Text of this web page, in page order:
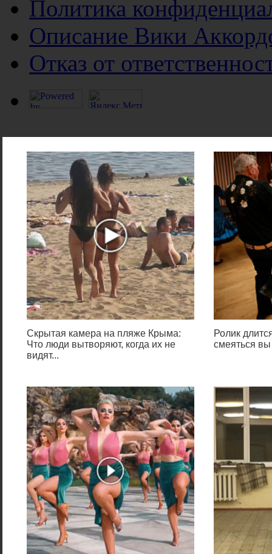
Скрытая камера на пляже Крыма:
Что люди вытворяют, когда их не
видят...
Ролик
смеяться вы
Политика
Описание Вики
Отказ от